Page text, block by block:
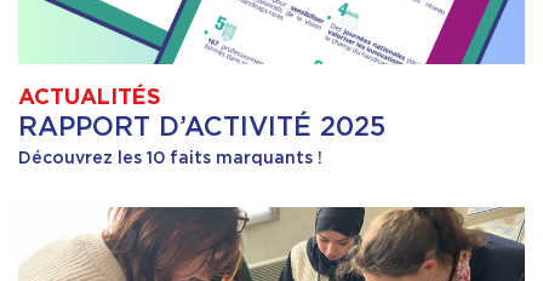
ACTUALITÉS
RAPPORT D’ACTIVITÉ 2025
Découvrez les 10 faits marquants !